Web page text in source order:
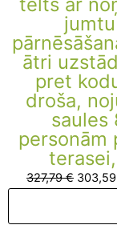
ātri
pret
droša,
saules
personām
327,79€ 303,59